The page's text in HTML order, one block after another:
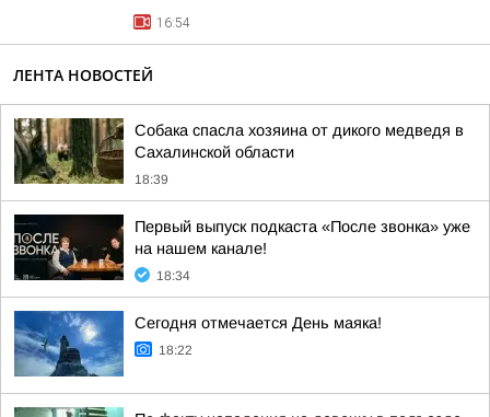
16:54
ЛЕНТА НОВОСТЕЙ
Собака спасла хозяина от дикого медведя в
Сахалинской области
18:39
Первый выпуск подкаста «После звонка» уже
на нашем канале!
18:34
Сегодня отмечается День маяка!
18:22